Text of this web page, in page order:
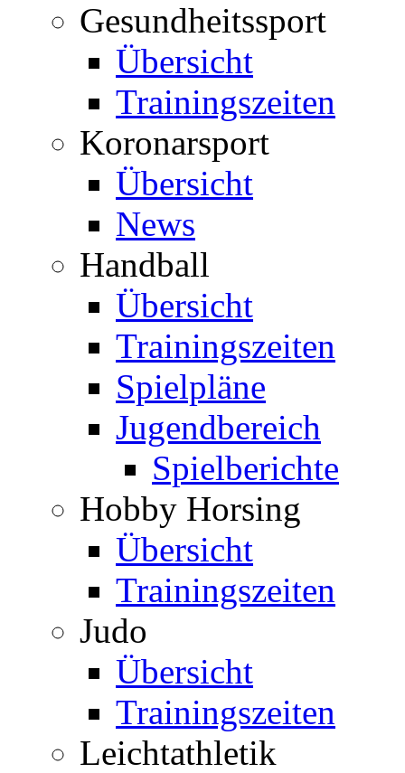
Gesundheitssport
Übersicht
Trainingszeiten
Koronarsport
Übersicht
News
Handball
Übersicht
Trainingszeiten
Spielpläne
Jugendbereich
Spielberichte
Hobby Horsing
Übersicht
Trainingszeiten
Judo
Übersicht
Trainingszeiten
Leichtathletik